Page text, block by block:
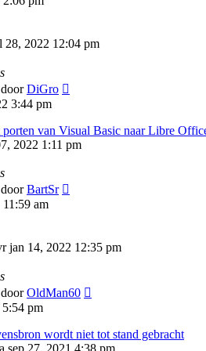
28, 2022 12:04 pm
doorDiGro
3:44 pm
van Visual Basic naar Libre
2022 1:11 pm
doorBartSr
am
jan 14, 2022 12:35 pm
doorOldMan60
pm
wordt niet tot stand gebracht
sep 27, 2021 4:38 pm